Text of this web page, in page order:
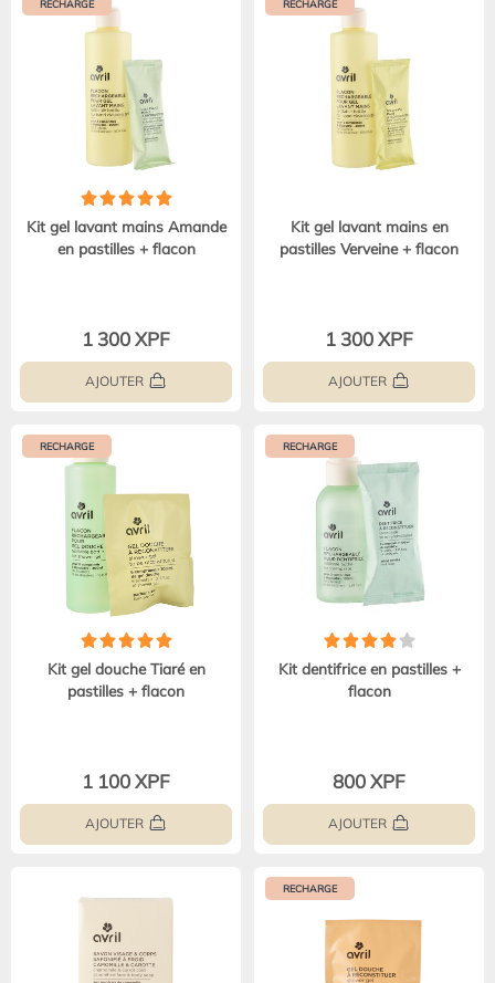
RECHARGE
Kit gel lavant mains Amande
en pastilles + flacon
1 300 XPF
AJOUTER
RECHARGE
Kit gel lavant mains en
pastilles Verveine + flacon
1 300 XPF
AJOUTER
RECHARGE
Kit gel douche Tiaré en
pastilles + flacon
1 100 XPF
AJOUTER
RECHARGE
Kit dentifrice en pastilles +
flacon
800 XPF
AJOUTER
RECHARGE